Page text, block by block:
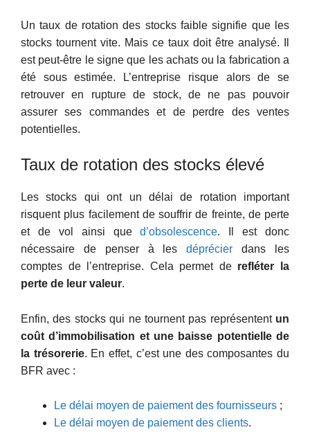
Un taux de rotation des stocks faible signifie que les
stocks tournent vite. Mais ce taux doit être analysé. Il
est peut-être le signe que les achats ou la fabrication a
été sous estimée. L’entreprise risque alors de se
retrouver en rupture de stock, de ne pas pouvoir
assurer ses commandes et de perdre des ventes
potentielles.
Taux de rotation des stocks élevé
Les stocks qui ont un délai de rotation important
risquent plus facilement de souffrir de freinte, de perte
et de vol ainsi qued’obsolescence. Il est donc
nécessaire de penser à lesdéprécier dans les
comptes de l’entreprise. Cela permet de refléter la
perte de leur valeur.
Enfin, des stocks qui ne tournent pas représentent un
coût d’immobilisation et une baisse potentielle de
la trésorerie. En effet, c’est une des composantes du
BFR avec :
Le délai moyen de paiement des fournisseurs ;
Le délai moyen de paiement des clients.